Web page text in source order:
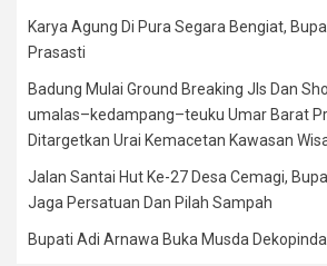
Karya Agung Di Pura Segara Bengiat,
Prasasti
Badung Mulai Ground Breaking Jls Dan
umalas–kedampang–teuku Umar Barat
Ditargetkan Urai Kemacetan Kawasan
Jalan Santai Hut Ke-27 Desa Cemagi,
Jaga Persatuan Dan Pilah Sampah
Bupati Adi Arnawa Buka Musda